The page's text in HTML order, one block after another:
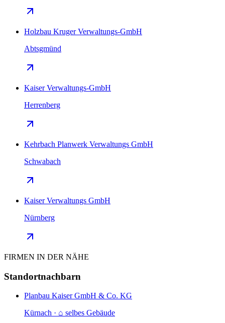
Holzbau Kruger Verwaltungs-GmbH
Abtsgmünd
Kaiser Verwaltungs-GmbH
Herrenberg
Kehrbach Planwerk Verwaltungs GmbH
Schwabach
Kaiser Verwaltungs GmbH
Nürnberg
FIRMEN IN DER NÄHE
Standortnachbarn
Planbau Kaiser GmbH & Co. KG
Kürnach · ⌂ selbes Gebäude